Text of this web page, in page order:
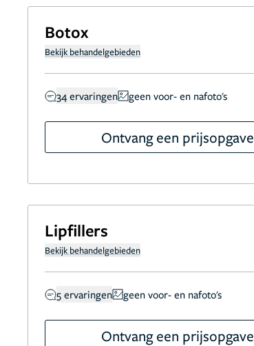
Botox
Bekijk behandelgebieden
34 ervaringen geen voor- en nafoto's
Ontvang een prijsopgave
Lipfillers
Bekijk behandelgebieden
5 ervaringen geen voor- en nafoto's
Ontvang een prijsopgave